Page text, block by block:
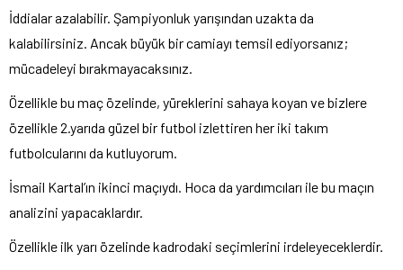
İddialar azalabilir. Şampiyonluk yarışından uzakta da
kalabilirsiniz. Ancak büyük bir camiayı temsil ediyorsanız;
mücadeleyi bırakmayacaksınız.
Özellikle bu maç özelinde, yüreklerini sahaya koyan ve bizlere
özellikle 2.yarıda güzel bir futbol izlettiren her iki takım
futbolcularını da kutluyorum.
İsmail Kartal’ın ikinci maçıydı. Hoca da yardımcıları ile bu maçın
analizini yapacaklardır.
Özellikle ilk yarı özelinde kadrodaki seçimlerini irdeleyeceklerdir.